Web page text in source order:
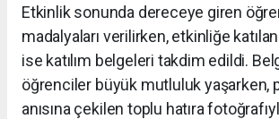
Etkinlik sonunda dereceye giren
madalyaları verilirken, etkinliğe
ise katılım belgeleri takdim edildi.
öğrenciler büyük mutluluk yaşarken,
anısına çekilen toplu hatıra